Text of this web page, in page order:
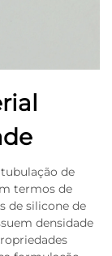
de
termos de
de silicone de
densidade